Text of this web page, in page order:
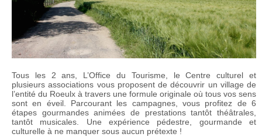
Tous les 2 ans, L’Office du Tourisme, le Centre culturel et
plusieurs associations vous proposent de découvrir un village de
l’entité du Roeulx à travers une formule originale où tous vos sens
sont en éveil. Parcourant les campagnes, vous profitez de 6
étapes gourmandes animées de prestations tantôt théâtrales,
tantôt musicales. Une expérience pédestre, gourmande et
culturelle à ne manquer sous aucun prétexte !